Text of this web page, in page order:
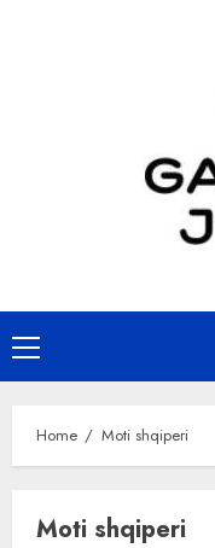
Primary
Menu
Home Moti shqiperi
Moti shqiperi